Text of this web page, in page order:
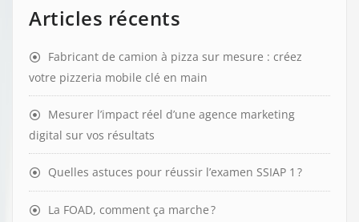
Articles récents
Fabricant de camion à pizza sur mesure : créez
votre pizzeria mobile clé en main
Mesurer l’impact réel d’une agence marketing
digital sur vos résultats
Quelles astuces pour réussir l’examen SSIAP 1 ?
La FOAD, comment ça marche ?